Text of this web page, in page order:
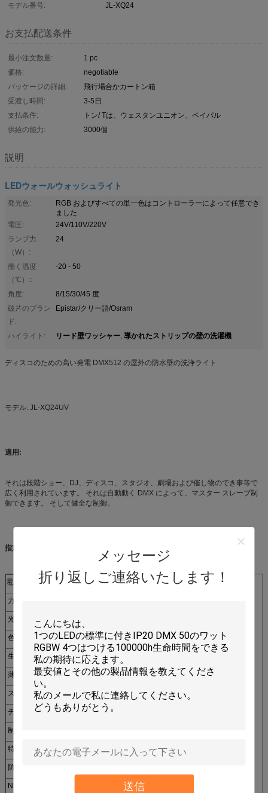
メッセージ
折り返しご連絡いたします！
送信
モデル番号:
JL-XQ24
お支払配送条件
最小注文数量:
1 pc
価格:
negotiable
パッケージの詳細:
飛行場合かカートン箱
受渡し時間:
3-5日
支払条件:
トン/ Tは、ウェスタンユニオン、ペイパル
供給の能力:
3000個
説明
LEDウォールウォッシュライト
発光色:
RGB およびすべての単一色はコントローラーによって任意でき
ました
電圧:
24V/110V/220V
ランプ力
（W）:
24
働く温度
（℃）::
-20 - 50
角度:
8/15/30/45 度
破片のブラン
ド:
Epistar/クリー語/Osram
ハイライト: リード壁ワッシャー, 導かれたストリップの壁の洗濯機
ディスコのための高い発電 DMX512 の屋外の防水壁の洗浄ライト
モデル: JL-XQ24UV
適用:
それは段階ショー、DJ、ディスコ、スタジオ、劇場および催し物のでき事等で
広く利用されています。 それは自動動く DMX によって、マスター スレーブ制
御できます。 そして健全な制御。
指定:
電圧: 110-240V 50/60HZ
力:
光源: 導かれる 24pcs x3w の高い明るさ
色: 紫外線
生命 titme: 6-10 百万時間
薄暗くなること: 0-100% 電子に薄暗くなることから
ストロボの速度 頻度 1-13Hz
チャネル: DMX512、3/6CH
制御モード:
特徴: デジタル特徴
防水:
N.W.: